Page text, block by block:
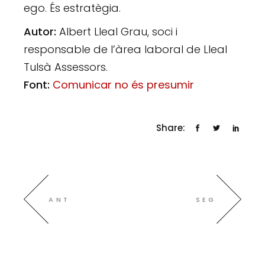
ego. És estratègia.
Autor: Albert Lleal Grau, soci i
responsable de l’àrea laboral de Lleal
Tulsà Assessors.
Font: Comunicar no és presumir
Share:
ANT SEG